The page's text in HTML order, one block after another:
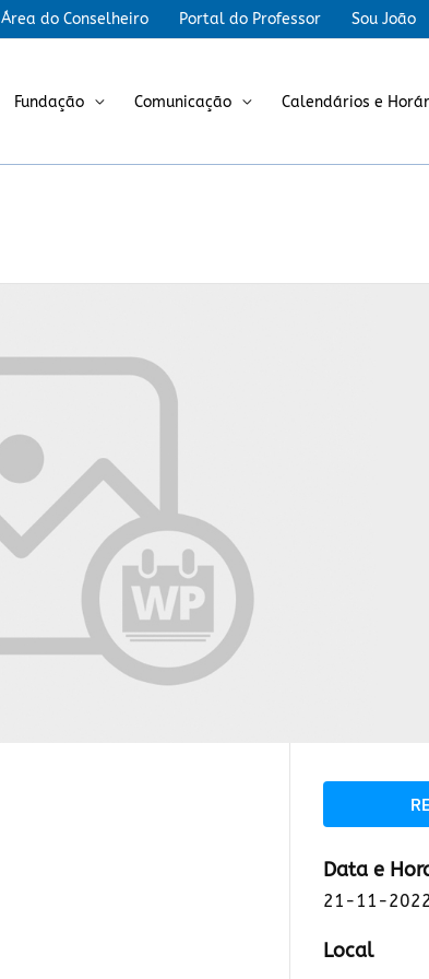
Área do Conselheiro Portal do Professor Sou João
Fundação Comunicação Calendários e
Data e
21-11-2022
Local